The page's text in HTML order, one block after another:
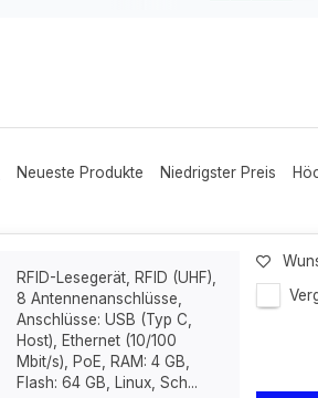
Neueste Produkte Niedrigster Preis
RFID-Lesegerät, RFID (UHF),
8 Antennenanschlüsse,
Anschlüsse: USB (Typ C,
Host), Ethernet (10/100
Mbit/s), PoE, RAM: 4 GB,
Flash: 64 GB, Linux, Sch...